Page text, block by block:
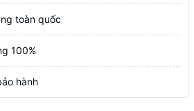
toàn quốc
100%
hành